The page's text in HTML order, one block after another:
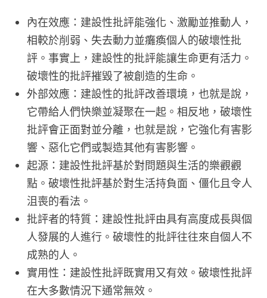
內在效應：建設性批評能強化、激勵並推動人，
相較於削弱、失去動力並癱瘓個人的破壞性批
評。事實上，建設性的批評能讓生命更有活力。
破壞性的批評摧毀了被創造的生命。
外部效應：建設性的批評改善環境，也就是說，
它帶給人們快樂並凝聚在一起。相反地，破壞性
批評會正面對並分離，也就是說，它強化有害影
響、惡化它們或製造其他有害影響。
起源：建設性批評基於對問題與生活的樂觀觀
點。破壞性批評基於對生活持負面、僵化且令人
沮喪的看法。
批評者的特質：建設性批評由具有高度成長與個
人發展的人進行。破壞性的批評往往來自個人不
成熟的人。
實用性：建設性批評既實用又有效。破壞性批評
在大多數情況下通常無效。